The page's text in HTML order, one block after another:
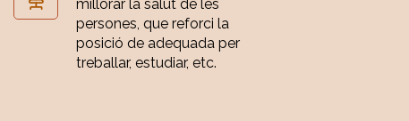
millorar la salut de les
persones, que reforci la
posició de adequada per
treballar, estudiar, etc.